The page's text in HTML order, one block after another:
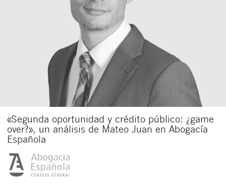
«Segunda oportunidad y crédito público: ¿game
over?», un análisis de Mateo Juan en Abogacía
Española